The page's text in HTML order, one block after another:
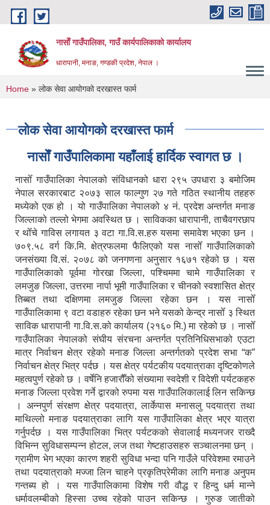
Skip to main content
नासाेँ गाउँपालिका, गाउँ कार्यपालिकाकाे कार्यालय
धारापानी, मनाङ, गण्डकी प्रदेश, नेपाल ।
You are here
Home » लोक सेवा आयोगको दरखास्त फार्म
लोक सेवा आयोगको दरखास्त फार्म
नासाेँ गाउँपालिकामा यहाँलाई हार्दिक स्वागत छ ।
नासोँ गाउँपालिका नेपालको संविधानको धारा २९५ उपधारा ३ बमोजिम
नेपाल सरकारबाट २०७३ साल फाल्गुण २७ गते गठित स्थानीय तहहरु
मध्येको एक हो । यो गाउँपालिका नेपालको ४ नं. प्रदेश अन्तर्गत मनाङ
जिल्लाको तल्लो भेगमा अवस्थित छ । साविकका धारापानी‚ ताचैवगरछाप
र थोँचे गाविस लगायत ३ वटा गा.वि.स.हरु यसमा समावेश भएका छन ।
७०९.५८ वर्ग कि.मि. क्षेत्रफलमा फैलिएको यस नासोँ गाउँपालिकाको
जनसंख्या वि.सं. २०७८ को जनगणना अनुसार १६७१ रहेको छ । यस
गाउँपालिकाको पूर्वमा गोरखा जिल्ला, पश्चिममा चामे गाउँपालिका र
लमजुङ जिल्ला, उत्तरमा नार्पा भूमी गाउँपालिका र चीनको स्वशासित क्षेत्र
तिब्बत तथा दक्षिणमा लमजुङ जिल्ला रहेका छन । यस नासोँ
गाउँपालिकामा ९ वटा वडाहरु रहेका छन भने यसको केन्द्र नासोँ ३ स्थित
साविक धारापानी गा.वि.स.को कार्यालय (२१६० मि.) मा रहेको छ । नासोँ
गाउँपालिका नेपालको संघीय संरचना अन्तर्गत प्रतिनिधिसभाको एउटा
मात्र निर्वाचन क्षेत्र रहेको मनाङ जिल्ला अन्तर्गतको प्रदेश सभा “क”
निर्वाचन क्षेत्र भित्र पर्दछ । यस क्षेत्र पर्यटकीय पदयात्राका दृष्टिकोणले
महत्वपुर्ण रहेको छ । वर्षेनि हजारौँको संख्यामा स्वदेशी र विदेशी पर्यटकहरु
मनाङ जिल्ला प्रवेश गर्ने द्वारको रुपमा यस गाउँपालिकालाई लिन सकिन्छ
। अन्नपुर्ण संरक्षण क्षेत्र पदयात्रा, लार्केपास मनासलु पदयात्रा तथा
माथिल्लो मनाङ पदयात्राका लागि यस गाउँपालिका क्षेत्र भएर यात्रा
गर्नुपर्दछ । यस गाउँपालिका भित्र पर्यटकको सेवालाई मध्यनजर राख्दै
विभिन्न सुविधासम्पन्न होटल, लज तथा गेष्टहाउसहरु सञ्चालनमा छन् ।
ग्रामीण भेग भएका कारण शहरी सुविधा भन्दा पनि गाउँले परिवेशमा रमाउने
तथा पदयात्राको मज्जा लिन चाहने प्रकृतिप्रेमीका लागि मनाङ अनुपम
गन्तब्य हो । यस गाउँपालिकामा विशेष गरी वौद्ध र हिन्दु धर्म मान्ने
धर्मावलम्बीको हिस्सा उच्च रहेको पाउन सकिन्छ । गुरुङ जातीको